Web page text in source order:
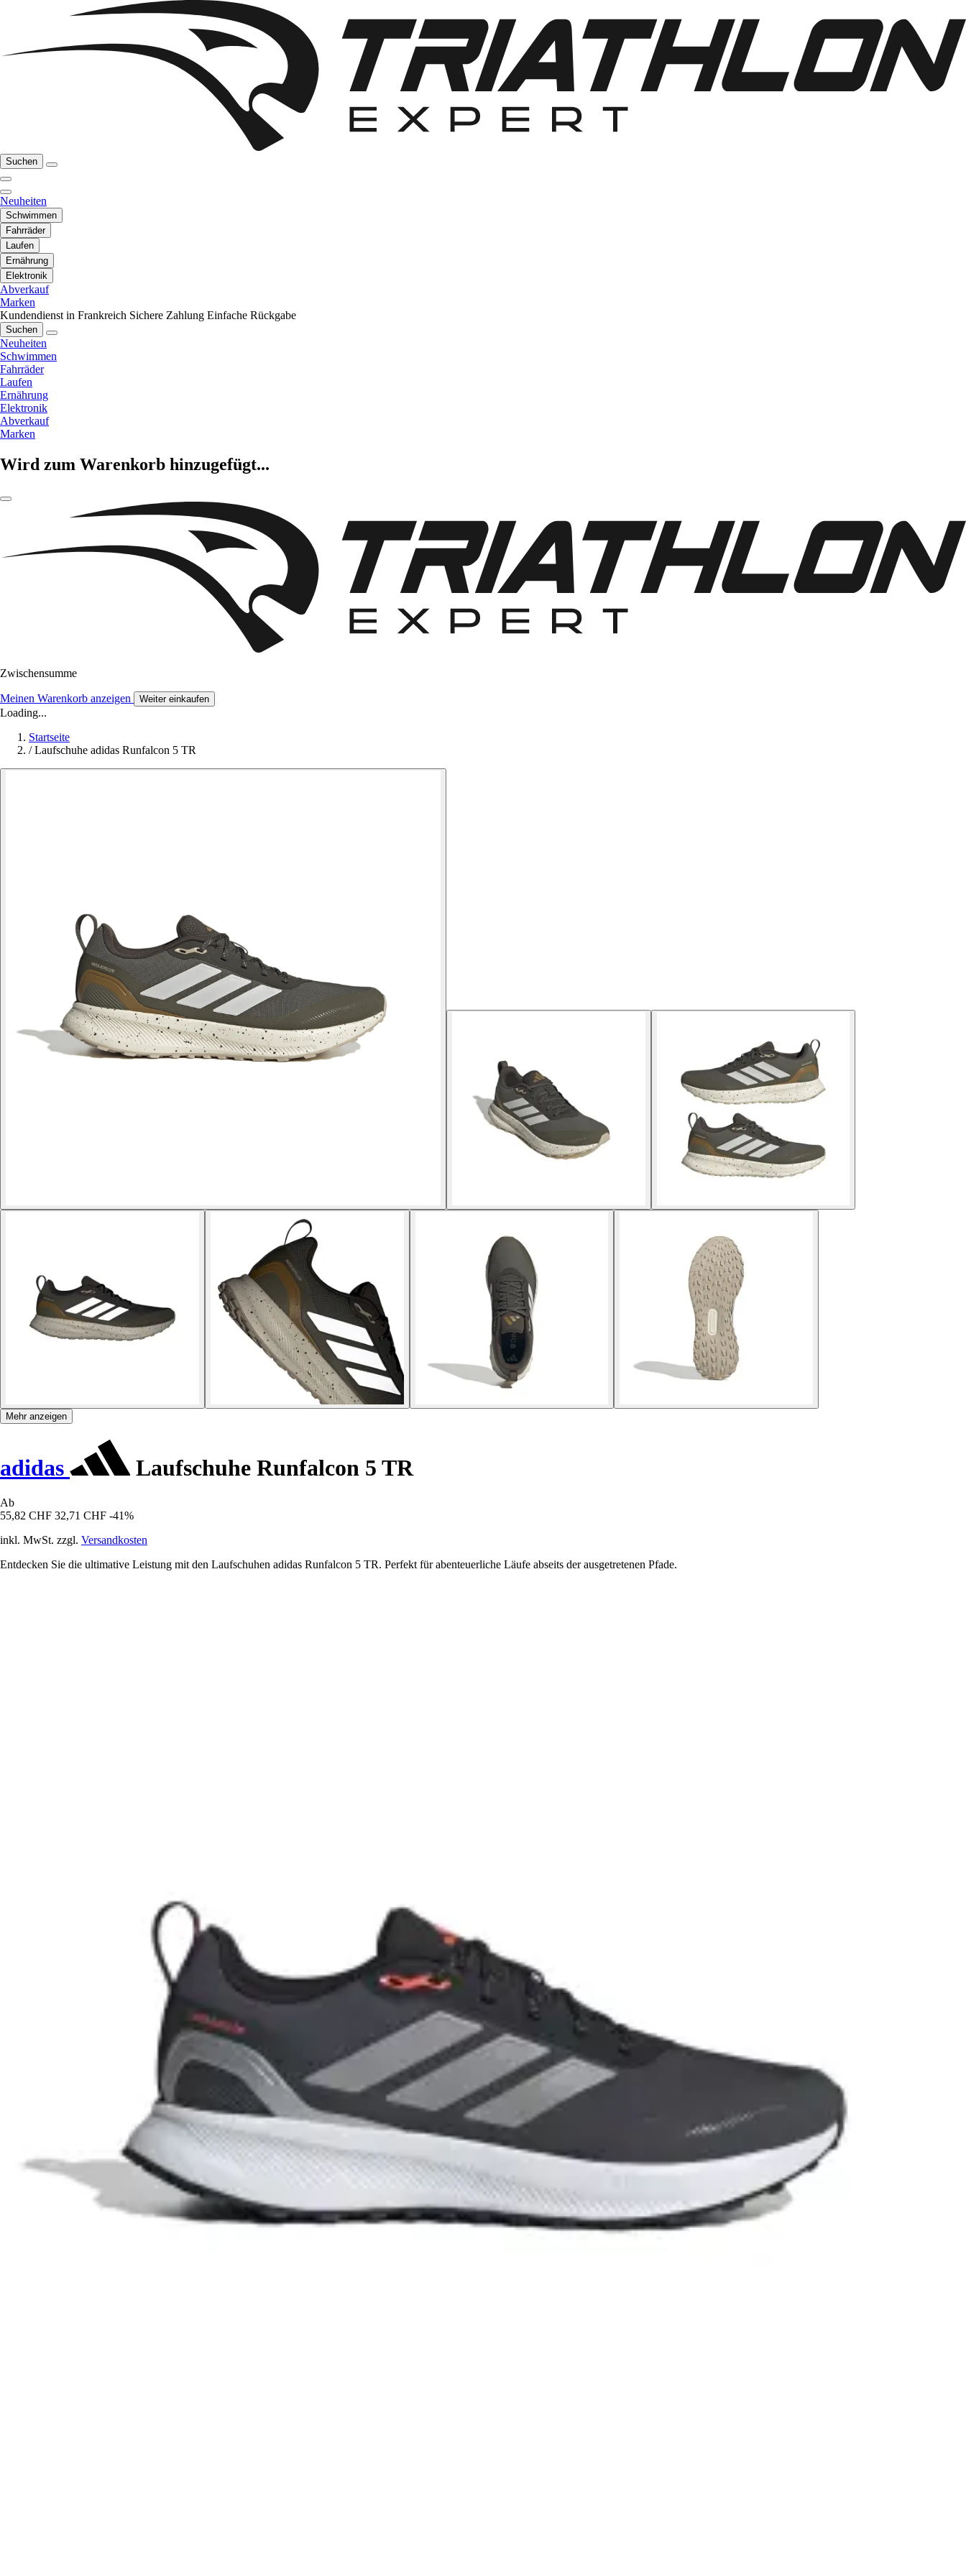
Suchen
Neuheiten
Schwimmen
Fahrräder
Laufen
Ernährung
Elektronik
Abverkauf
Marken
Kundendienst in Frankreich Sichere Zahlung Einfache Rückgabe
Suchen
Neuheiten
Schwimmen
Fahrräder
Laufen
Ernährung
Elektronik
Abverkauf
Marken
Wird zum Warenkorb hinzugefügt...
Zwischensumme
Meinen Warenkorb anzeigen Weiter einkaufen
Loading...
Startseite
/ Laufschuhe adidas Runfalcon 5 TR
Mehr anzeigen
adidas Laufschuhe Runfalcon 5 TR
Ab
55,82 CHF 32,71 CHF -41%
inkl. MwSt. zzgl. Versandkosten
Entdecken Sie die ultimative Leistung mit den Laufschuhen adidas Runfalcon 5 TR. Perfekt für abenteuerliche Läufe abseits der ausgetretenen Pfade.